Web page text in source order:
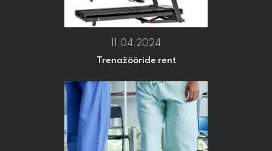
11.04.2024
Trenažööride rent